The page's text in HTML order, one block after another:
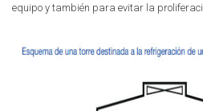
equipo y también para evitar la